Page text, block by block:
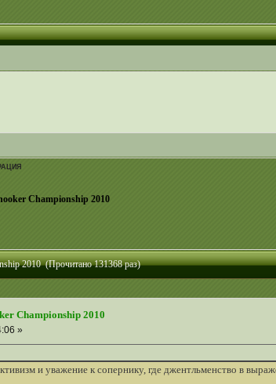
Championship 2010
2010 (Прочитано 131368 раз)
Championship 2010
»
и уважение к сопернику, где джентльменство в